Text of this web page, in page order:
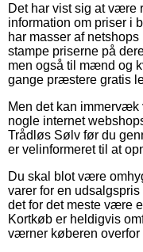
Det har vist sig at være
information om priser i
har masser af
stampe priserne på
men også til mænd og
gange præstere gratis
Men det kan immervæk
nogle internet
Trådløs Sølv før du
er velinformeret til at
Du skal blot være
varer for en
det for det meste være
Kortkøb er heldigvis
værner køberen